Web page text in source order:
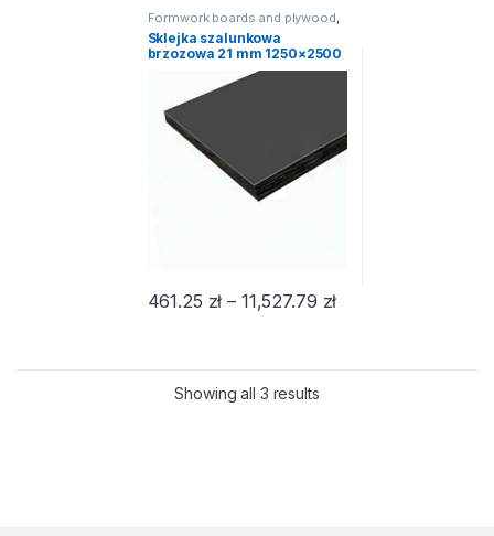
Formwork boards and plywood,
Formwork plywood Formwork
plywood
Sklejka szalunkowa
brzozowa 21 mm 1250×2500
461.25 zł – 11,527.79 złZakres cen: od
Ten produkt ma wiele wariantów. Opcje można
Showing all 3 results